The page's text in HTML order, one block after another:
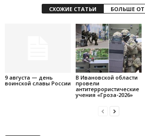
СХОЖИЕ СТАТЬИ БОЛЬШЕ
9 августа — день
воинской славы России
В Ивановской области
провели
антитеррористические
учения «Гроза-2026»